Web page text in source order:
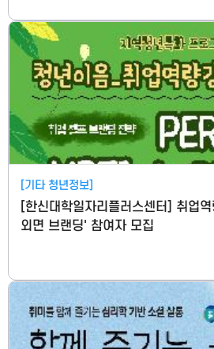
[기타 청년정보]
[한신대학일자리플러스센터] 취업
외면 브랜딩' 참여자 모집